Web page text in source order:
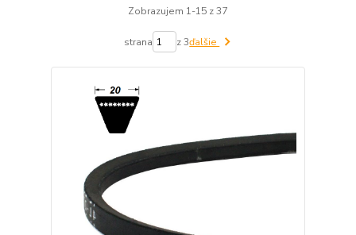
Zobrazujem 1-15 z 37
strana z 3ďalšie